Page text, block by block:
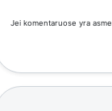
Jei komentaruose yra